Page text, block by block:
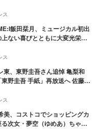
ス
飯田栞月、ミュージカル初出
ない喜びとともに大変光栄」
ス
東、東野圭吾さん追悼 亀梨和
野圭吾 手紙」再放送へ 佐藤隆
ス
美、コストコでショッピングカ
次女・夢空（ゆめあ）ちゃん